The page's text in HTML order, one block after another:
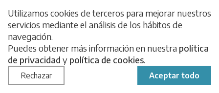
Política de privacidadPolítica de cookies
Condiciones de usoPreguntas frecuentes
Web desarrollada por
Insomnia Comunicación
Utilizamos cookies de terceros para mejorar nuestros
servicios mediante el análisis de los hábitos de
navegación.
Puedes obtener más información en nuestra política
de privacidad y política de cookies.
Rechazar Aceptar todo